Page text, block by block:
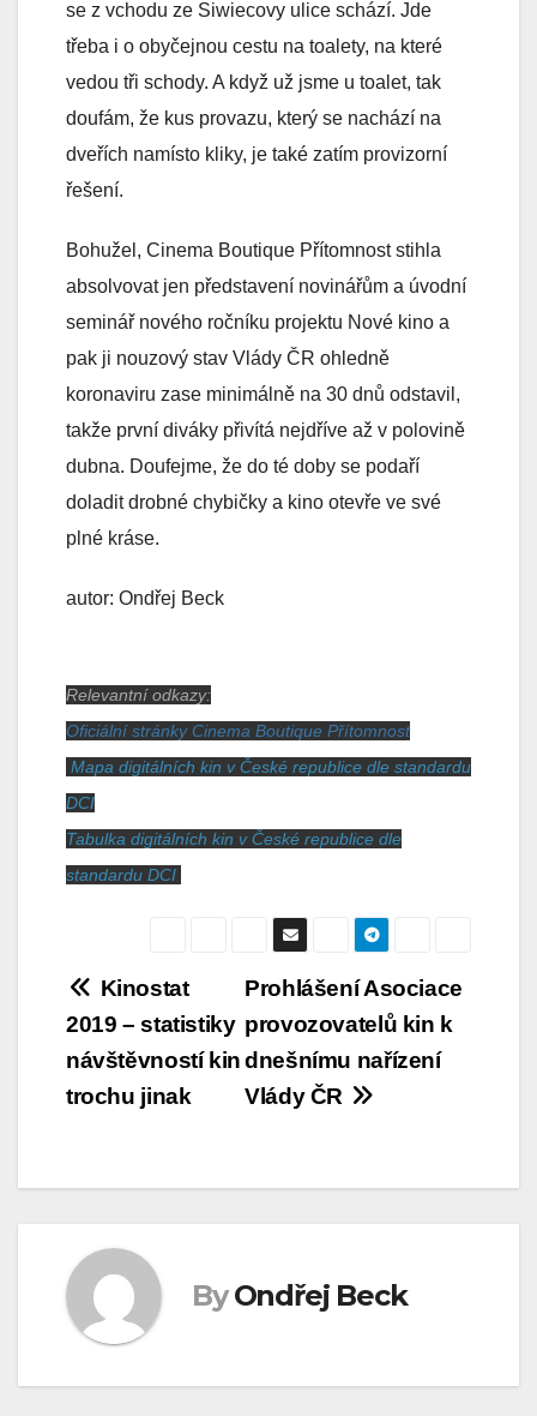
se z vchodu ze Siwiecovy ulice schází. Jde
třeba i o obyčejnou cestu na toalety, na které
vedou tři schody. A když už jsme u toalet, tak
doufám, že kus provazu, který se nachází na
dveřích namísto kliky, je také zatím provizorní
řešení.
Bohužel, Cinema Boutique Přítomnost stihla
absolvovat jen představení novinářům a úvodní
seminář nového ročníku projektu Nové kino a
pak ji nouzový stav Vlády ČR ohledně
koronaviru zase minimálně na 30 dnů odstavil,
takže první diváky přivítá nejdříve až v polovině
dubna. Doufejme, že do té doby se podaří
doladit drobné chybičky a kino otevře ve své
plné kráse.
autor: Ondřej Beck
Relevantní odkazy:
Oficiální stránky Cinema Boutique Přítomnost
Mapa digitálních kin v České republice dle standardu
DCI
Tabulka digitálních kin v České republice dle
standardu DCI
Navigace
pro
příspěvek
Prohlášení Asociace
provozovatelů kin k
dnešnímu nařízení
Vlády ČR
Kinostat
2019 – statistiky
návštěvností kin
trochu jinak
By Ondřej Beck